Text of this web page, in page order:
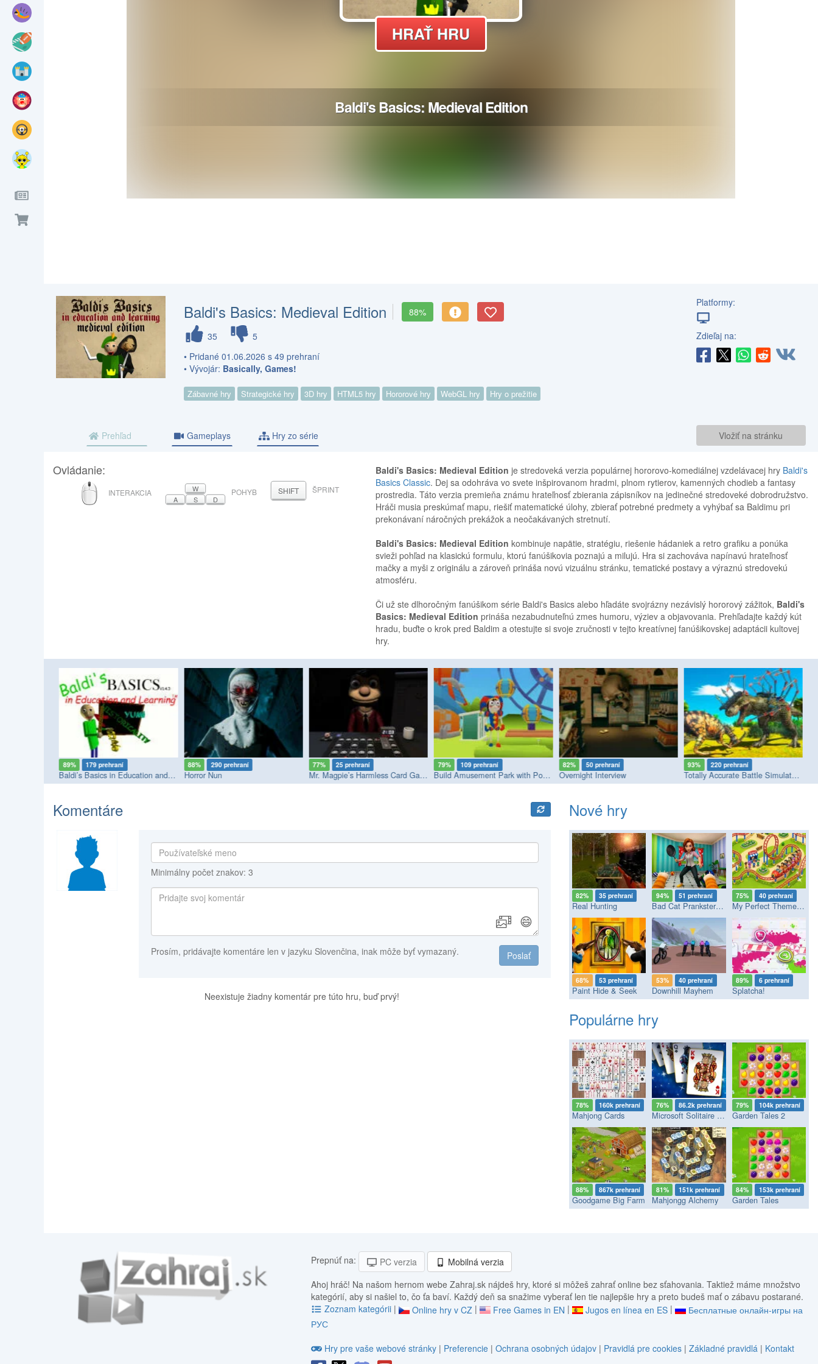
Baldi's Basics: Medieval Edition
88%
35
5
• Pridané 01.06.2026 s 49 prehraní
• Vývojár: Basically, Games!
Zábavné hry Strategické hry 3D hry HTML5 hry Hororové hry WebGL hry Hry o prežitie
Platformy:
Zdieľaj na:
Vložiť na stránku
Prehľad Gameplays Hry zo série
Ovládanie:
MYŠ
INTERAKCIA
W
A
S D
POHYB SHIFT ŠPRINT
Baldi's Basics: Medieval Edition je stredoveká verzia populárnej hororovo-komediálnej vzdelávacej hry Baldi's
Basics Classic. Dej sa odohráva vo svete inšpirovanom hradmi, plnom rytierov, kamenných chodieb a fantasy
prostredia. Táto verzia premieňa známu hrateľnosť zbierania zápisníkov na jedinečné stredoveké dobrodružstvo.
Hráči musia preskúmať mapu, riešiť matematické úlohy, zbierať potrebné predmety a vyhýbať sa Baldimu pri
prekonávaní náročných prekážok a neočakávaných stretnutí.
Baldi's Basics: Medieval Edition kombinuje napätie, stratégiu, riešenie hádaniek a retro grafiku a ponúka
svieži pohľad na klasickú formulu, ktorú fanúšikovia poznajú a milujú. Hra si zachováva napínavú hrateľnosť
mačky a myši z originálu a zároveň prináša novú vizuálnu stránku, tematické postavy a výraznú stredovekú
atmosféru.
Či už ste dlhoročným fanúšikom série Baldi's Basics alebo hľadáte svojrázny nezávislý hororový zážitok, Baldi's
Basics: Medieval Edition prináša nezabudnuteľnú zmes humoru, výziev a objavovania. Prehľadajte každý kút
hradu, buďte o krok pred Baldim a otestujte si svoje zručnosti v tejto kreatívnej fanúšikovskej adaptácii kultovej
hry.
89% 179 prehraní
Baldi’s Basics in Education and Learning
88% 290 prehraní
Horror Nun
77% 25 prehraní
Mr. Magpie’s Harmless Card Game
79% 109 prehraní
Build Amusement Park with Pomni
82% 50 prehraní
Overnight Interview
93% 220 prehraní
Totally Accurate Battle Simulator 2
Komentáre
Minimálny počet znakov: 3
😄
Poslať
Prosím, pridávajte komentáre len v jazyku Slovenčina, inak môže byť vymazaný.
Neexistuje žiadny komentár pre túto hru, buď prvý!
Nové hry
82% 35 prehraní
Real Hunting
94% 51 prehraní
Bad Cat Prankster - Mom’s Return
75% 40 prehraní
My Perfect Theme Park
68% 53 prehraní
Paint Hide & Seek
53% 40 prehraní
Downhill Mayhem
89% 6 prehraní
Splatcha!
Populárne hry
78% 160k prehraní
Mahjong Cards
76% 86.2k prehraní
Microsoft Solitaire Collection
79% 104k prehraní
Garden Tales 2
88% 867k prehraní
Goodgame Big Farm
81% 151k prehraní
Mahjongg Alchemy
84% 153k prehraní
Garden Tales
Prepnúť na: PC verzia
Mobilná verzia
Ahoj hráč! Na našom hernom webe Zahraj.sk nájdeš hry, ktoré si môžeš zahrať online bez sťahovania. Taktiež máme množstvo
kategórií, aby si našiel to, čo ťa baví. Každý deň sa snažime vyberať len tie najlepšie hry a preto budeš mať o zábavu postarané.
Zoznam kategórii | Online hry v CZ | Free Games in EN | Jugos en línea en ES |
Бесплатные онлайн-игры на
РУС
Hry pre vaše webové stránky | Preferencie | Ochrana osobných údajov| Pravidlá pre cookies| Základné pravidlá| Kontakt